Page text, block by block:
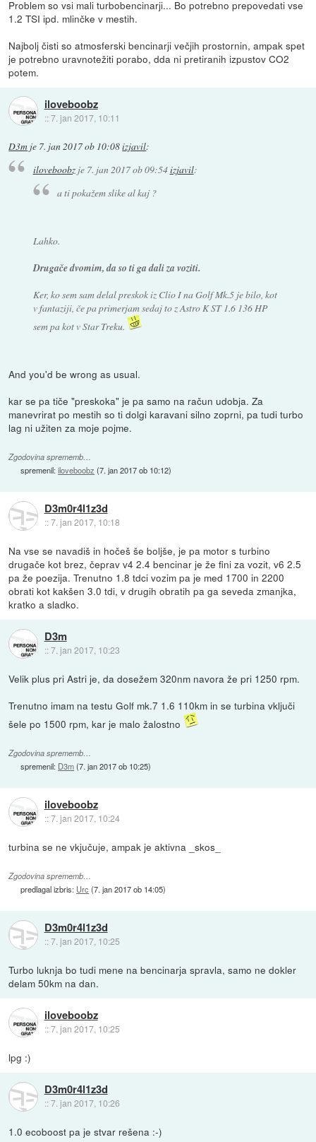
Problem so vsi mali turbobencinarji... Bo potrebno prepovedati vse
1.2 TSI ipd. mlinčke v mestih.
Najbolj čisti so atmosferski bencinarji večjih prostornin, ampak spet
je potrebno uravnotežiti porabo, dda ni pretiranih izpustov CO2
potem.
iloveboobz
::7. jan 2017, 10:11
D3m je 7. jan 2017 ob 10:08izjavil:
iloveboobzje 7. jan 2017 ob 09:54izjavil:
a ti pokažem slike al kaj ?
Lahko.
Drugače dvomim, da so ti ga dali za voziti.
Ker, ko sem sam delal preskok iz Clio I na Golf Mk.5 je bilo, kot
v fantaziji, če pa primerjam sedaj to z Astro K ST 1.6 136 HP
sem pa kot v Star Treku.
And you'd be wrong as usual.
kar se pa tiče "preskoka" je pa samo na račun udobja. Za
manevrirat po mestih so ti dolgi karavani silno zoprni, pa tudi turbo
lag ni užiten za moje pojme.
Zgodovina sprememb…
spremenil:iloveboobz (7. jan 2017 ob 10:12)
D3m0r4l1z3d
::7. jan 2017, 10:18
Na vse se navadiš in hočeš še boljše, je pa motor s turbino
drugače kot brez, čeprav v4 2.4 bencinar je že fini za vozit, v6 2.5
pa že poezija. Trenutno 1.8 tdci vozim pa je med 1700 in 2200
obrati kot kakšen 3.0 tdi, v drugih obratih pa ga seveda zmanjka,
kratko a sladko.
D3m
::7. jan 2017, 10:23
Velik plus pri Astri je, da dosežem 320nm navora že pri 1250 rpm.
Trenutno imam na testu Golf mk.7 1.6 110km in se turbina vključi
šele po 1500 rpm, kar je malo žalostno
Zgodovina sprememb…
spremenil: D3m(7. jan 2017 ob 10:25)
iloveboobz
::7. jan 2017, 10:24
turbina se ne vkjučuje, ampak je aktivna _skos_
Zgodovina sprememb…
predlagal izbris: Urc (7. jan 2017 ob 14:05)
D3m0r4l1z3d
::7. jan 2017, 10:25
Turbo luknja bo tudi mene na bencinarja spravla, samo ne dokler
delam 50km na dan.
iloveboobz
::7. jan 2017, 10:25
lpg :)
D3m0r4l1z3d
::7. jan 2017, 10:26
1.0 ecoboost pa je stvar rešena :-)